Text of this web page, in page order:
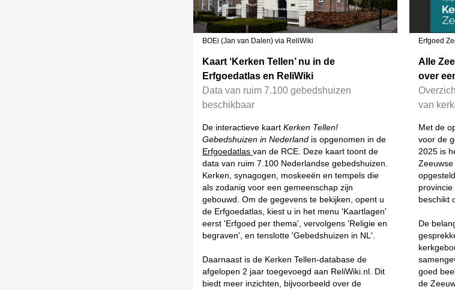
BOEi (Jan van Dalen) via ReliWiki
Kaart ‘Kerken Tellen’ nu in de
Erfgoedatlas en ReliWiki
Data van ruim 7.100 gebedshuizen
beschikbaar
De interactieve kaart Kerken Tellen!
Gebedshuizen in Nederland is opgenomen in de
Erfgoedatlas van de RCE. Deze kaart toont de
data van ruim 7.100 Nederlandse gebedshuizen.
Kerken, synagogen, moskeeën en tempels die
als zodanig voor een gemeenschap zijn
gebouwd. Om de gegevens te bekijken, opent u
de Erfgoedatlas, kiest u in het menu 'Kaartlagen'
eerst 'Erfgoed per thema', vervolgens 'Religie en
begraven', en tenslotte 'Gebedshuizen in NL'.
Daarnaast is de Kerken Tellen-database de
afgelopen 2 jaar toegevoegd aan ReliWiki.nl. Dit
biedt meer inzichten, bijvoorbeeld over de
Erfgoed
Alle
over
van
Met de
voor de
2025 is
beschikt
De
goed
de